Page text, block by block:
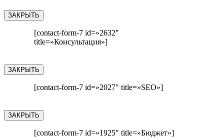
ЗАКРЫТЬ
[contact-form-7 id=»2632″
title=»Консультация»]
ЗАКРЫТЬ
[contact-form-7 id=»2027″ title=»SEO»]
ЗАКРЫТЬ
[contact-form-7 id=»1925″ title=»Бюджет»]